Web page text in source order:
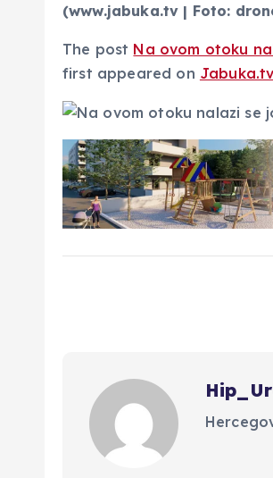
(www.jabuka.tv | Foto:
The post Na ovom otoku
first appeared on Jabuka.tv